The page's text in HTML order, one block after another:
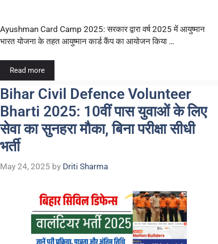
Ayushman Card Camp 2025: सरकार द्वारा वर्ष 2025 में आयुष्मान
भारत योजना के तहत आयुष्मान कार्ड कैंप का आयोजन किया …
Read more
Bihar Civil Defence Volunteer
Bharti 2025: 10वीं पास युवाओं के लिए
सेवा का सुनहरा मौका, बिना परीक्षा सीधी
भर्ती
May 24, 2025 by Driti Sharma